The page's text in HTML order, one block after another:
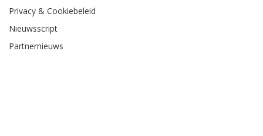
Privacy & Cookiebeleid
Nieuwsscript
Partnernieuws